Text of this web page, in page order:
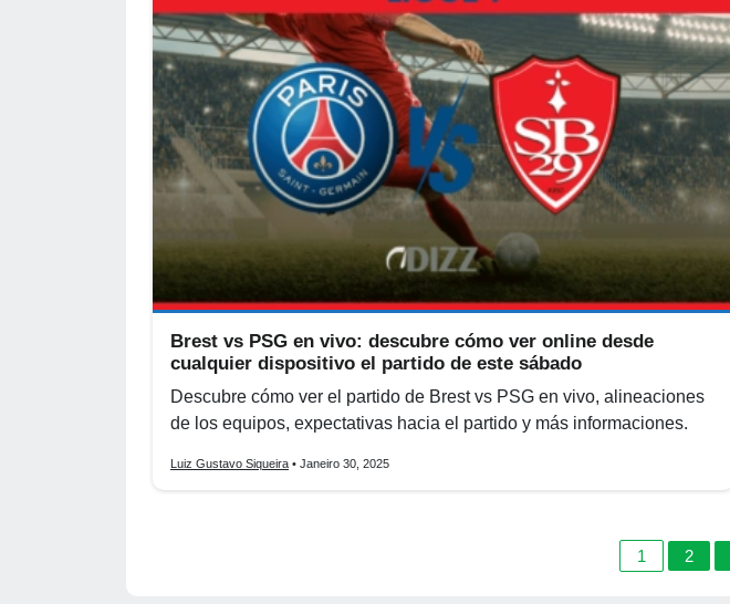
Brest vs PSG en vivo: descubre cómo ver online desde
cualquier dispositivo el partido de este sábado
Descubre cómo ver el partido de Brest vs PSG en vivo, alineaciones
de los equipos, expectativas hacia el partido y más informaciones.
Luiz Gustavo Siqueira • Janeiro 30, 2025
1 2